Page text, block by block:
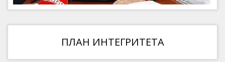
ПЛАН ИНТЕГРИТЕТА